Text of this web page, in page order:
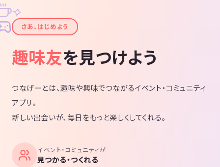
✦
✧
さあ、はじめよう
趣味友を見つけよう
つなげーとは、趣味や興味でつながるイベント・コミュニティ
アプリ。
新しい出会いが、毎日をもっと楽しくしてくれる。
イベント・コミュニティが
見つかる・つくれる